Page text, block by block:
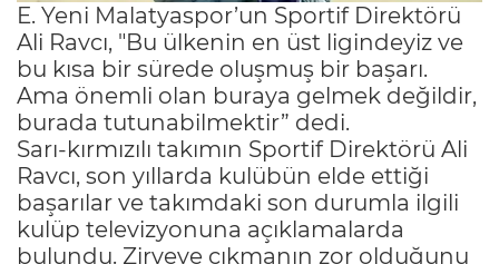
E. Yeni Malatyaspor’un Sportif Direktörü
Ali Ravcı, "Bu ülkenin en üst ligindeyiz ve
bu kısa bir sürede oluşmuş bir başarı.
Ama önemli olan buraya gelmek değildir,
burada tutunabilmektir” dedi.
Sarı-kırmızılı takımın Sportif Direktörü Ali
Ravcı, son yıllarda kulübün elde ettiği
başarılar ve takımdaki son durumla ilgili
kulüp televizyonuna açıklamalarda
bulundu. Zirveye çıkmanın zor olduğunu